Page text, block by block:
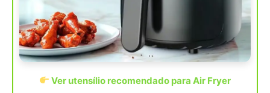
Ver utensílio recomendado para Air Fryer